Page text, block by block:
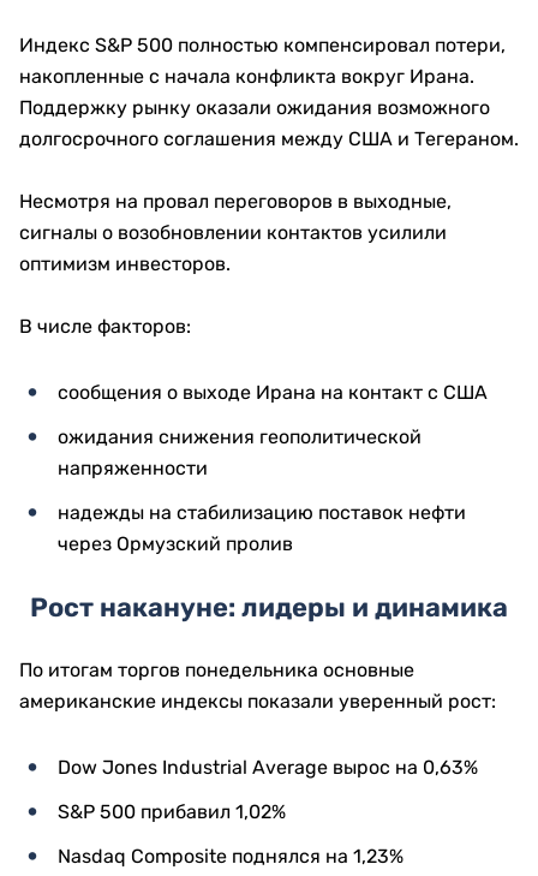
Индекс S&P 500 полностью компенсировал потери,
накопленные с начала конфликта вокруг Ирана.
Поддержку рынку оказали ожидания возможного
долгосрочного соглашения между США и Тегераном.
Несмотря на провал переговоров в выходные,
сигналы о возобновлении контактов усилили
оптимизм инвесторов.
В числе факторов:
сообщения о выходе Ирана на контакт с США
ожидания снижения геополитической
напряженности
надежды на стабилизацию поставок нефти
через Ормузский пролив
Рост накануне: лидеры и динамика
По итогам торгов понедельника основные
американские индексы показали уверенный рост:
Dow Jones Industrial Average вырос на 0,63%
S&P 500 прибавил 1,02%
Nasdaq Composite поднялся на 1,23%